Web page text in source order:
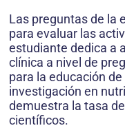
Las preguntas de la
para evaluar las
estudiante dedica a
clínica a nivel de
para la educación
investigación en
demuestra la tasa
científicos.